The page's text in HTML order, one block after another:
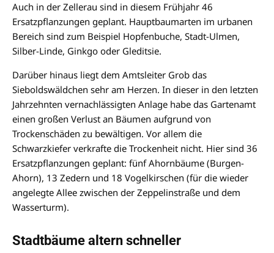
Auch in der Zellerau sind in diesem Frühjahr 46
Ersatzpflanzungen geplant. Hauptbaumarten im urbanen
Bereich sind zum Beispiel Hopfenbuche, Stadt-Ulmen,
Silber-Linde, Ginkgo oder Gleditsie.
Darüber hinaus liegt dem Amtsleiter Grob das
Sieboldswäldchen sehr am Herzen. In dieser in den letzten
Jahrzehnten vernachlässigten Anlage habe das Gartenamt
einen großen Verlust an Bäumen aufgrund von
Trockenschäden zu bewältigen. Vor allem die
Schwarzkiefer verkrafte die Trockenheit nicht. Hier sind 36
Ersatzpflanzungen geplant: fünf Ahornbäume (Burgen-
Ahorn), 13 Zedern und 18 Vogelkirschen (für die wieder
angelegte Allee zwischen der Zeppelinstraße und dem
Wasserturm).
Stadtbäume altern schneller